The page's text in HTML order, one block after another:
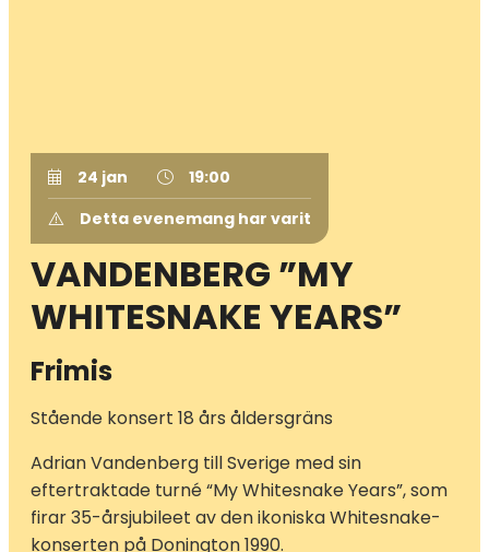
24 jan
19:00
Detta evenemang har varit
VANDENBERG ”MY
WHITESNAKE YEARS”
Frimis
Stående konsert 18 års åldersgräns
Adrian Vandenberg till Sverige med sin
eftertraktade turné “My Whitesnake Years”, som
firar 35-årsjubileet av den ikoniska Whitesnake-
konserten på Donington 1990.